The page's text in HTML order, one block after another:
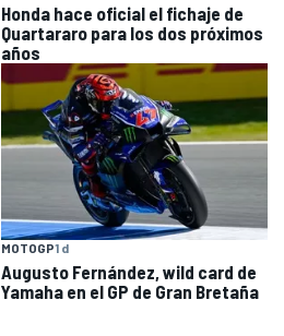
Honda hace oficial el fichaje de
Quartararo para los dos próximos
años
MOTOGP1 d
Augusto Fernández, wild card de
Yamaha en el GP de Gran Bretaña